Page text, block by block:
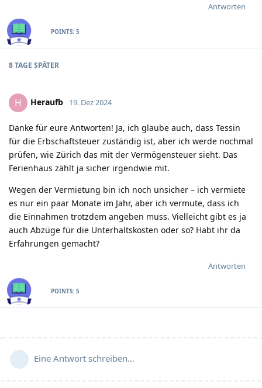
Antworten
POINTS:5
8 TAGE SPÄTER
H Heraufb 19. Dez 2024
Danke für eure Antworten! Ja, ich glaube auch, dass Tessin
für die Erbschaftsteuer zuständig ist, aber ich werde nochmal
prüfen, wie Zürich das mit der Vermögensteuer sieht. Das
Ferienhaus zählt ja sicher irgendwie mit.
Wegen der Vermietung bin ich noch unsicher – ich vermiete
es nur ein paar Monate im Jahr, aber ich vermute, dass ich
die Einnahmen trotzdem angeben muss. Vielleicht gibt es ja
auch Abzüge für die Unterhaltskosten oder so? Habt ihr da
Erfahrungen gemacht?
Antworten
POINTS:5
Eine Antwort schreiben…